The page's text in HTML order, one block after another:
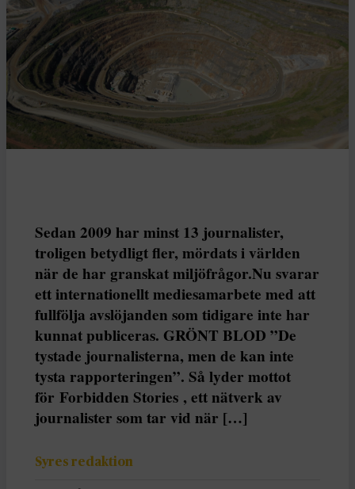
Sedan 2009 har minst 13 journalister,
troligen betydligt fler, mördats i världen
när de har granskat miljöfrågor.Nu svarar
ett internationellt mediesamarbete med att
fullfölja avslöjanden som tidigare inte har
kunnat publiceras. GRÖNT BLOD ”De
tystade journalisterna, men de kan inte
tysta rapporteringen”. Så lyder mottot
för Forbidden Stories , ett nätverk av
journalister som tar vid när […]
Syres redaktion